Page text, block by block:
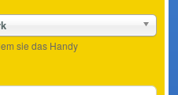
sie das Handy